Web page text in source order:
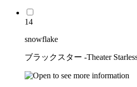
14
snowflake
ブラックスター -Theater